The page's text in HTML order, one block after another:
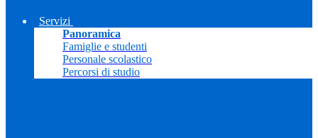
Servizi
Panoramica
Famiglie e studenti
Personale scolastico
Percorsi di studio